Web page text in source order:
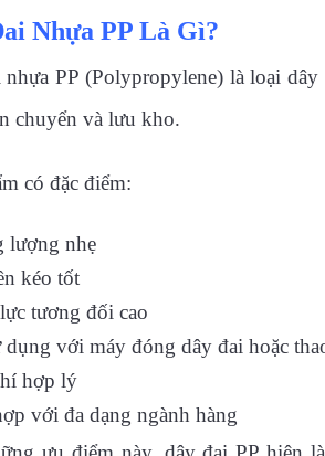
Nhựa PP Là Gì?
nhựa PP (Polypropylene) là loại
chuyển và lưu kho.
có đặc điểm:
lượng nhẹ
kéo tốt
tương đối cao
dụng với máy đóng dây đai hoặc
hợp lý
với đa dạng ngành hàng